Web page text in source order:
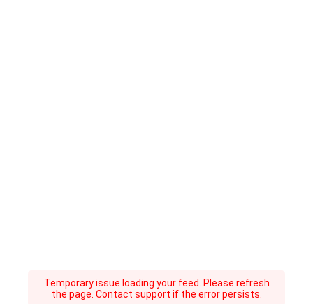
Temporary issue loading your feed. Please refresh
the page. Contact support if the error persists.